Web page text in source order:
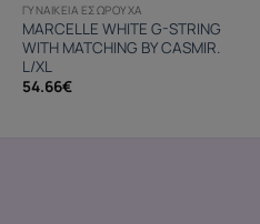
ΓΥΝΑΙΚΕΊΑ ΕΣΏΡΟΥΧΑ
MARCELLE WHITE G-STRING
WITH MATCHING BY CASMIR.
L/XL
54.66€